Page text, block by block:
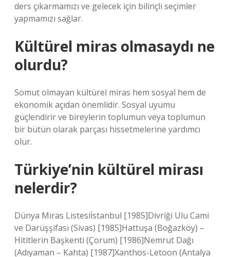
ders çıkarmamızı ve gelecek için bilinçli seçimler
yapmamızı sağlar.
Kültürel miras olmasaydı ne
olurdu?
Somut olmayan kültürel miras hem sosyal hem de
ekonomik açıdan önemlidir. Sosyal uyumu
güçlendirir ve bireylerin toplumun veya toplumun
bir bütün olarak parçası hissetmelerine yardımcı
olur.
Türkiye’nin kültürel mirası
nelerdir?
Dünya Miras Listesiİstanbul [1985]Divriği Ulu Cami
ve Darüşşifası (Sivas) [1985]Hattuşa (Boğazköy) –
Hititlerin Başkenti (Çorum) [1986]Nemrut Dağı
(Adıyaman – Kahta) [1987]Xanthos-Letoon (Antalya